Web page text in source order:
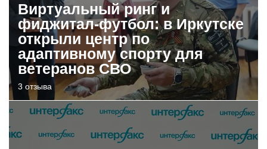
Виртуальный ринг и
фиджитал-футбол: в Иркутске
открыли центр по
адаптивному спорту для
ветеранов СВО
3 отзыва